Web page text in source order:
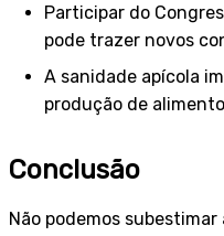
Participar do
pode trazer novos
A sanidade apícola
produção de
Conclusão
Não podemos